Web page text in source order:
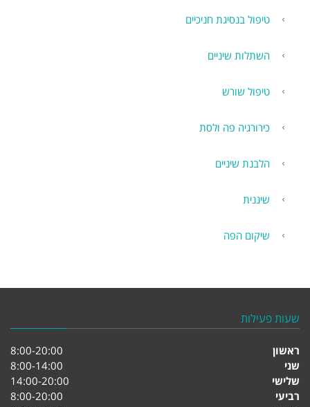
טיפול בנסיגת חניכיים
השתלות שיניים
טיפול שורש
כירורגיה פה ולסת
הלבנת שיניים
שיננית
שיקום הפה
שעות פעילות
ראשון
8:00-20:00
שני
8:00-14:00
שלישי
14:00-20:00
רביעי
8:00-20:00